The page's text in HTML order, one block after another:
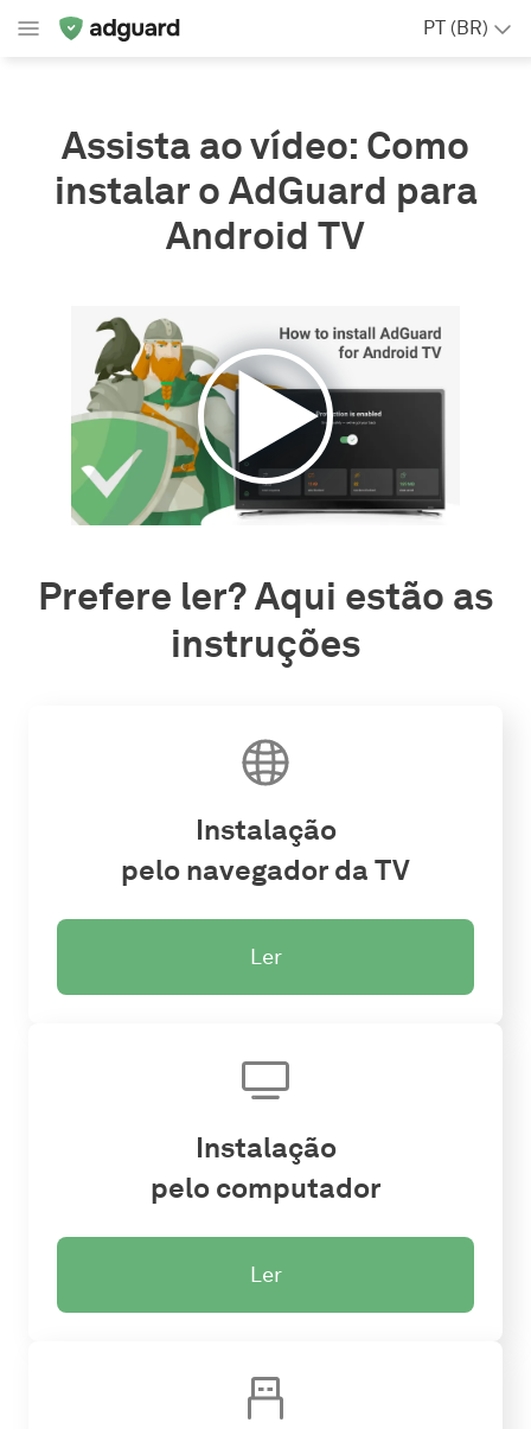
PT (BR)
Assista ao vídeo: Como
instalar o AdGuard para
Android TV
Prefere ler? Aqui estão as
instruções
Instalação
pelo navegador da TV
Ler
Instalação
pelo computador
Ler